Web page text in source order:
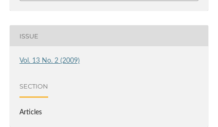
ISSUE
Vol. 13 No. 2 (2009)
SECTION
Articles